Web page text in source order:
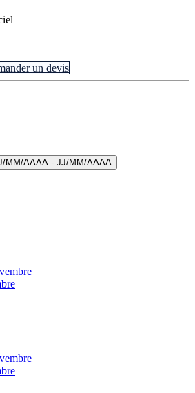
un devis
MM/AAAA - JJ/MM/AAAA